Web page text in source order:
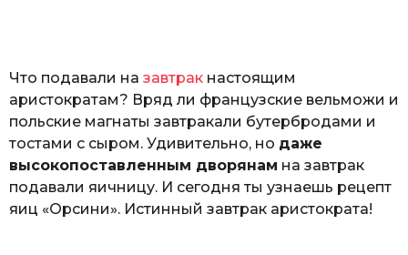
Что подавали на завтрак настоящим
аристократам? Вряд ли французские вельможи и
польские магнаты завтракали бутербродами и
тостами с сыром. Удивительно, но даже
высокопоставленным дворянам на завтрак
подавали яичницу. И сегодня ты узнаешь рецепт
яиц «Орсини». Истинный завтрак аристократа!